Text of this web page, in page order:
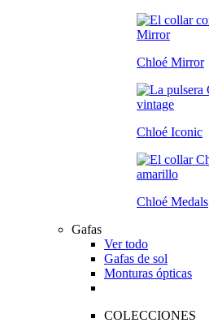
Chloé Mirror
Chloé Iconic
Chloé Medals
Gafas
Ver todo
Gafas de sol
Monturas ópticas
COLECCIONES